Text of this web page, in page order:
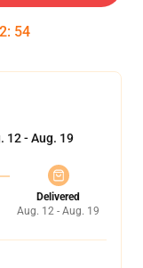
: 54
12 - Aug. 19
Delivered
Aug. 12 - Aug. 19